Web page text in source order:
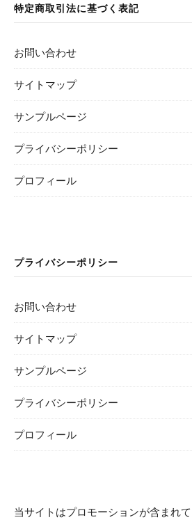
特定商取引法に基づく表記
お問い合わせ
サイトマップ
サンプルページ
プライバシーポリシー
プロフィール
プライバシーポリシー
お問い合わせ
サイトマップ
サンプルページ
プライバシーポリシー
プロフィール
当サイトはプロモーションが含まれて